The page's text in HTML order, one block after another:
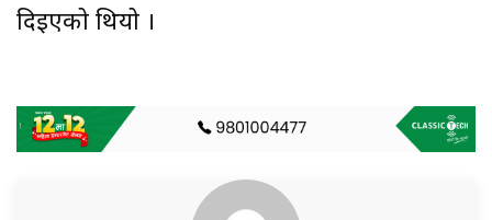
दिइएको थियो ।